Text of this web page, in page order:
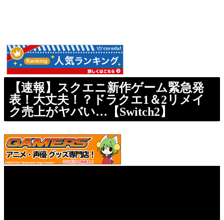
【速報】スクエニ新作ゲーム緊急発
表！大丈夫！？ドラクエ1＆2リメイ
ク売上がヤバい…【Switch2】